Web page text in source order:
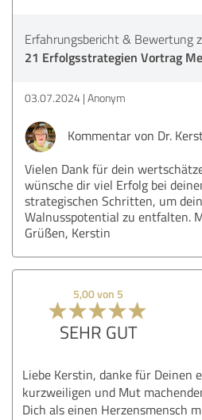
Erfahrungsbericht & Bewertung
21 Erfolgsstrategien Vortrag
03.07.2024 Anonym
Kommentar von Dr.
Vielen Dank für dein
wünsche dir viel Erfolg bei
strategischen Schritten, um
Walnusspotential zu entfalten.
Grüßen, Kerstin
5,00 von 5
SEHR GUT
Liebe Kerstin, danke für Deinen
kurzweiligen und Mut
Dich als einen Herzensmensch